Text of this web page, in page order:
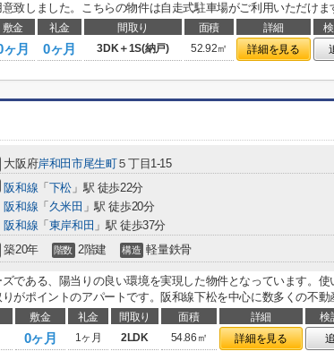
意致しました。こちらの物件は自走式駐車場がご利用いただけま
敷金 礼金 間取り 面積 詳細
ヶ月 0ヶ月 3DK＋1S(納戸) 52.92㎡ 詳細を見る
大阪府岸和田市尾生町５丁目1-15
阪和線 「 下松 」駅 徒歩22分
阪和線 「 久米田 」駅 徒歩20分
阪和線 「 東岸和田 」駅 徒歩37分
築20年 階数 2階建 構造 軽量鉄骨
である、陽当りの良い環境を実現した物件となっています。使
りがポイントのアパートです。阪和線下松を中心に数多くの不動
敷金 礼金 間取り 面積 詳細
検
0ヶ月 1ヶ月 2LDK 54.86㎡ 詳細を見る